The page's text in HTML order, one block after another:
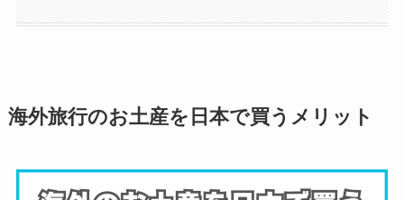
海外旅行のお土産を日本で買うメリット